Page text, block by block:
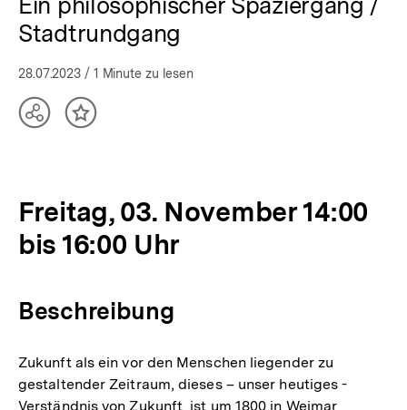
Stadtrundgang
28.07.2023 / 1 Minute zu lesen
TeilenInhalt
Freitag, 03. November 14:00
bis 16:00 Uhr
Beschreibung
Zukunft als ein vor den Menschen liegender zu
gestaltender Zeitraum, dieses – unser heutiges -
Verständnis von Zukunft ist um 1800 in Weimar